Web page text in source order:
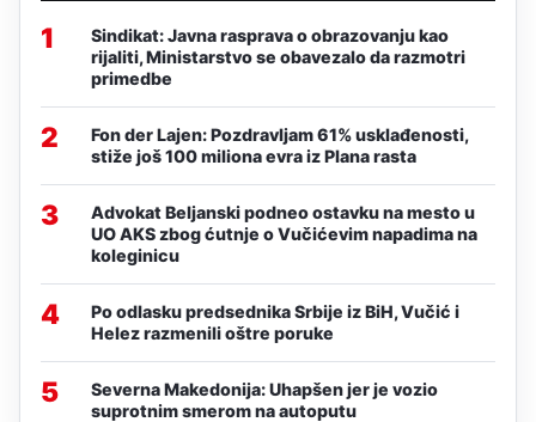
1
Sindikat: Javna rasprava o obrazovanju kao
rijaliti, Ministarstvo se obavezalo da razmotri
primedbe
2
Fon der Lajen: Pozdravljam 61% usklađenosti,
stiže još 100 miliona evra iz Plana rasta
3
Advokat Beljanski podneo ostavku na mesto u
UO AKS zbog ćutnje o Vučićevim napadima na
koleginicu
4
Po odlasku predsednika Srbije iz BiH, Vučić i
Helez razmenili oštre poruke
5
Severna Makedonija: Uhapšen jer je vozio
suprotnim smerom na autoputu